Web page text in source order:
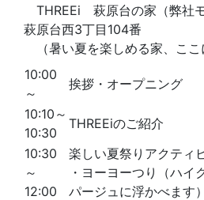
THREEi 萩原台の家（弊社
萩原台西3丁目104番
（暑い夏を楽しめる家、ここ
10:00
～
挨拶・オープニング
10:10～
10:30
THREEiのご紹介
10:30
～
12:00
楽しい夏祭りアクティ
・ヨーヨーつり（ハイ
パージュに浮かべます）